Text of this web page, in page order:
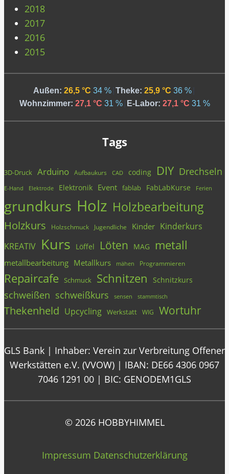
2018
2017
2016
2015
Außen: 26,5 °C 34 % Theke: 25,9 °C 36 %
Wohnzimmer: 27,1 °C 31 % E-Labor: 27,1 °C 31 %
Tags
3D-Druck Arduino Aufbaukurs CAD coding DIY Drechseln
E-Hand Elektrode Elektronik Event fablab FabLabKurse Ferien
grundkurs Holz Holzbearbeitung
Holzkurs Holzschmuck Jugendliche Kinder Kinderkurs
KREATIV Kurs Löffel Löten MAG metall
metallbearbeitung Metallkurs mähen Programmieren
Repaircafe Schmuck Schnitzen Schnitzkurs
schweißen schweißkurs sensen stammtisch
Thekenheld Upcycling Werkstatt WIG Wortuhr
GLS Bank | Inhaber: Verein zur Verbreitung Offener
Werkstätten e.V. (VVOW) | IBAN: DE66 4306 0967
7046 1291 00 | BIC: GENODEM1GLS
© 2026 HOBBYHIMMEL
Impressum Datenschutzerklärung